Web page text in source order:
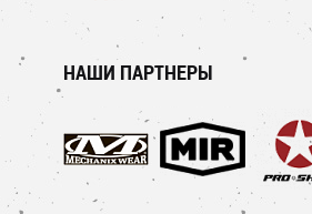
НАШИ ПАРТНЕРЫ